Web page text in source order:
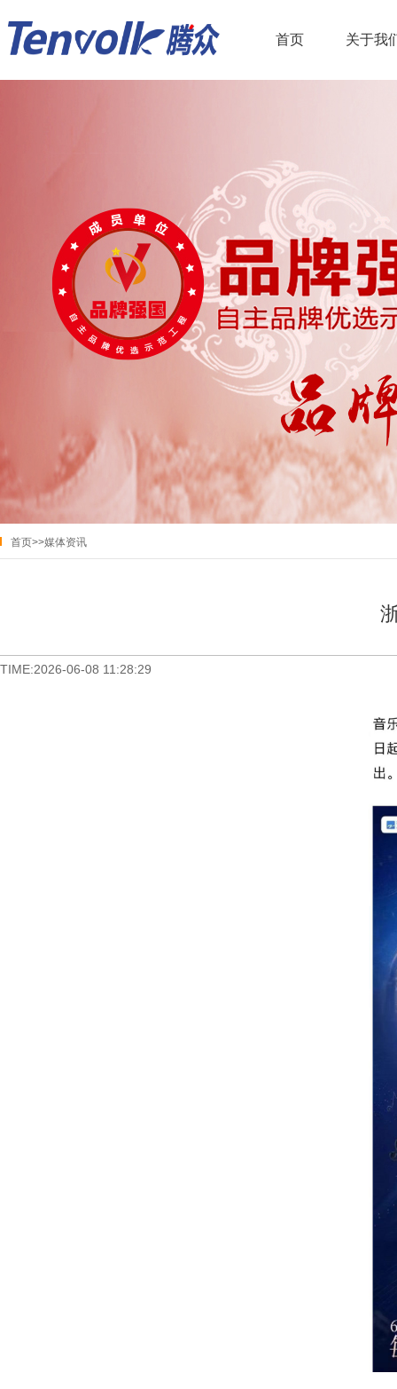
首页 关于我
首页>>媒体资讯
TIME:2026-06-08 11:28:29